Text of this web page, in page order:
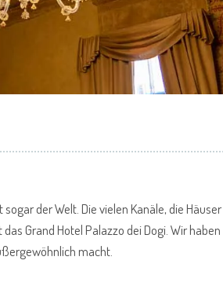
der Welt. Die vielen Kanäle, die
Grand Hotel Palazzo dei Dogi. Wir haben
macht.